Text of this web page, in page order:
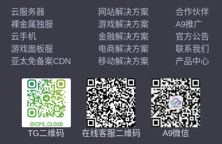
TG二维码 在线客服二维码 A9微信
云服务器
裸金属独服
云手机
游戏面板服
亚太免备案CDN
网站解决方案
游戏解决方案
金融解决方案
电商解决方案
移动解决方案
合作伙伴
A9推广
官方公告
联系我们
产品中心